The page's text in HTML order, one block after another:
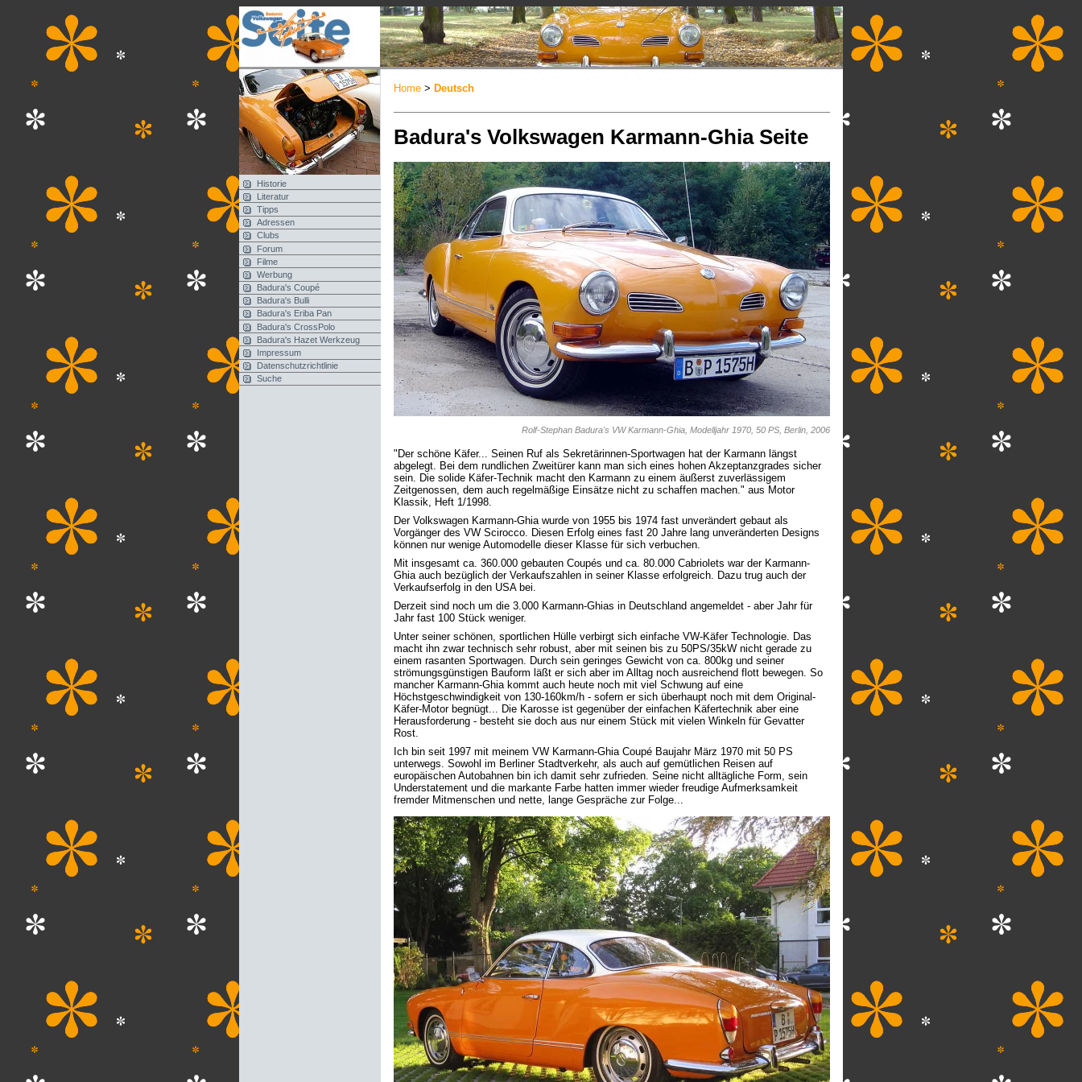
Historie
Literatur
Tipps
Adressen
Clubs
Forum
Filme
Werbung
Badura's Coupé
Badura's Bulli
Badura's Eriba Pan
Badura's CrossPolo
Badura's Hazet Werkzeug
Impressum
Datenschutzrichtlinie
Suche
Home > Deutsch
Badura's Volkswagen Karmann-Ghia Seite
Rolf-Stephan Badura's VW Karmann-Ghia, Modelljahr 1970, 50 PS, Berlin, 2006
"Der schöne Käfer... Seinen Ruf als Sekretärinnen-Sportwagen hat der Karmann längst
abgelegt. Bei dem rundlichen Zweitürer kann man sich eines hohen Akzeptanzgrades sicher
sein. Die solide Käfer-Technik macht den Karmann zu einem äußerst zuverlässigem
Zeitgenossen, dem auch regelmäßige Einsätze nicht zu schaffen machen." aus Motor
Klassik, Heft 1/1998.
Der Volkswagen Karmann-Ghia wurde von 1955 bis 1974 fast unverändert gebaut als
Vorgänger des VW Scirocco. Diesen Erfolg eines fast 20 Jahre lang unveränderten Designs
können nur wenige Automodelle dieser Klasse für sich verbuchen.
Mit insgesamt ca. 360.000 gebauten Coupés und ca. 80.000 Cabriolets war der Karmann-
Ghia auch bezüglich der Verkaufszahlen in seiner Klasse erfolgreich. Dazu trug auch der
Verkaufserfolg in den USA bei.
Derzeit sind noch um die 3.000 Karmann-Ghias in Deutschland angemeldet - aber Jahr für
Jahr fast 100 Stück weniger.
Unter seiner schönen, sportlichen Hülle verbirgt sich einfache VW-Käfer Technologie. Das
macht ihn zwar technisch sehr robust, aber mit seinen bis zu 50PS/35kW nicht gerade zu
einem rasanten Sportwagen. Durch sein geringes Gewicht von ca. 800kg und seiner
strömungsgünstigen Bauform läßt er sich aber im Alltag noch ausreichend flott bewegen. So
mancher Karmann-Ghia kommt auch heute noch mit viel Schwung auf eine
Höchstgeschwindigkeit von 130-160km/h - sofern er sich überhaupt noch mit dem Original-
Käfer-Motor begnügt... Die Karosse ist gegenüber der einfachen Käfertechnik aber eine
Herausforderung - besteht sie doch aus nur einem Stück mit vielen Winkeln für Gevatter
Rost.
Ich bin seit 1997 mit meinem VW Karmann-Ghia Coupé Baujahr März 1970 mit 50 PS
unterwegs. Sowohl im Berliner Stadtverkehr, als auch auf gemütlichen Reisen auf
europäischen Autobahnen bin ich damit sehr zufrieden. Seine nicht alltägliche Form, sein
Understatement und die markante Farbe hatten immer wieder freudige Aufmerksamkeit
fremder Mitmenschen und nette, lange Gespräche zur Folge...